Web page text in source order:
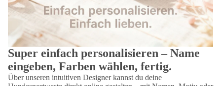
Super einfach personalisieren – Name
eingeben, Farben wählen, fertig.
Über unseren intuitiven Designer kannst du deine